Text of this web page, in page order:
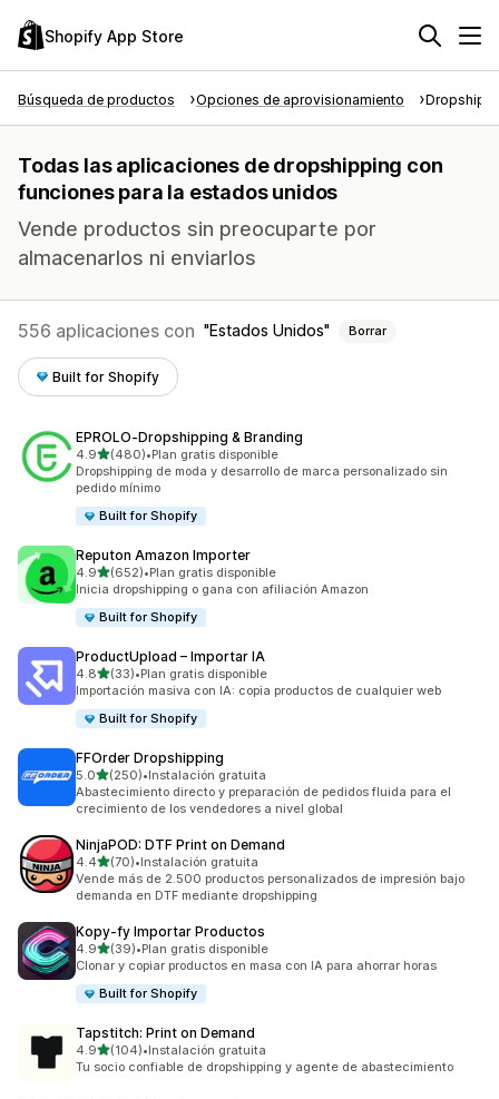
Shopify App Store
Búsqueda de productos Opciones de aprovisionamiento
Todas las aplicaciones de dropshipping con
funciones para la estados unidos
Vende productos sin preocuparte por
almacenarlos ni enviarlos
556 aplicaciones con Estados Unidos Borrar
Built for Shopify
EPROLO‑Dropshipping & Branding
4.9de 5 estrellas
(480)
480 reseñas en total
•Plan gratis disponible
Dropshipping de moda y desarrollo de marca personalizado sin
pedido mínimo
Built for Shopify
Reputon Amazon Importer
4.9de 5 estrellas
(652)
652 reseñas en total
•Plan gratis disponible
Inicia dropshipping o gana con afiliación Amazon
Built for Shopify
ProductUpload – Importar IA
4.8de 5 estrellas
(33)
33 reseñas en total
•Plan gratis disponible
Importación masiva con IA: copia productos de cualquier web
Built for Shopify
FFOrder Dropshipping
5.0de 5 estrellas
(250)
250 reseñas en total
•Instalación gratuita
Abastecimiento directo y preparación de pedidos fluida para el
crecimiento de los vendedores a nivel global
NinjaPOD: DTF Print on Demand
4.4de 5 estrellas
(70)
70 reseñas en total
•Instalación gratuita
Vende más de 2.500 productos personalizados de impresión bajo
demanda en DTF mediante dropshipping
Kopy‑fy Importar Productos
4.9de 5 estrellas
(39)
39 reseñas en total
•Plan gratis disponible
Clonar y copiar productos en masa con IA para ahorrar horas
Built for Shopify
Tapstitch: Print on Demand
4.9de 5 estrellas
(104)
104 reseñas en total
•Instalación gratuita
Tu socio confiable de dropshipping y agente de abastecimiento